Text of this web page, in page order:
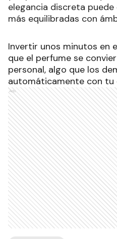
elegancia discreta
más equilibradas con
Invertir unos minutos en
que el perfume se
personal, algo que los
automáticamente con tu
Ads